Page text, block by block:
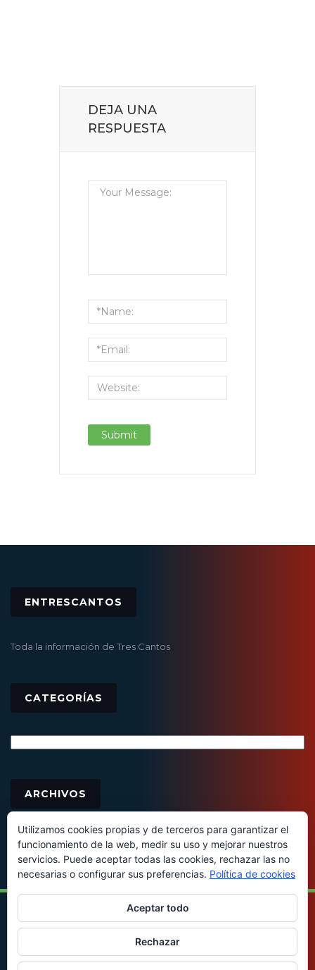
DEJA UNA
RESPUESTA
ENTRESCANTOS
Toda la información de Tres Cantos
CATEGORÍAS
ARCHIVOS
© 2016 - Todos los derechos reservados
Utilizamos cookies propias y de terceros para garantizar el
funcionamiento de la web, medir su uso y mejorar nuestros
servicios. Puede aceptar todas las cookies, rechazar las no
necesarias o configurar sus preferencias. Política de cookies
Aceptar todo
Rechazar